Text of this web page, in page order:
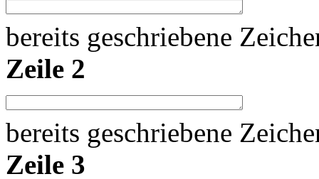
bereits geschriebene
Zeile 2
bereits geschriebene
Zeile 3